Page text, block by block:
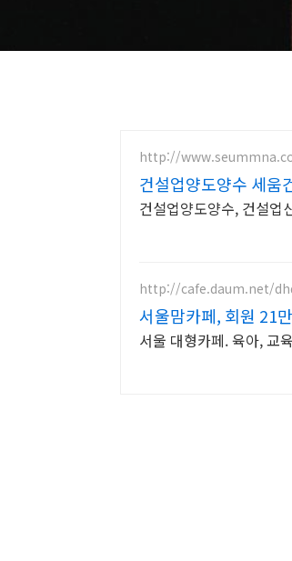
http://
건설업양도
http://cafe.daum.net/
서울맘카페, 회원 21
서울 대형카페. 육아, 교